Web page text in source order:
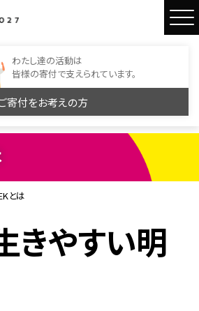
わたし達の活動は
皆様の寄付で支えられています。
寄付をお考えの方
とは
きやすい明